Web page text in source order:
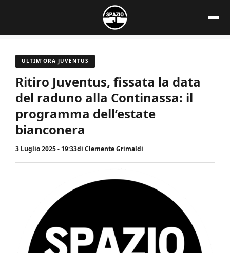
contenuto
ULTIM'ORA JUVENTUS
Ritiro Juventus, fissata la data
del raduno alla Continassa: il
programma dell’estate
bianconera
3 Luglio 2025 - 19:33di Clemente Grimaldi